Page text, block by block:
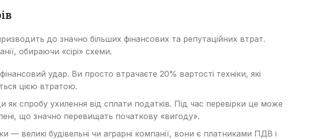
до значно більших фінансових та репутаційних втрат.
обираючи «сірі» схеми.
удар. Ви просто втрачаєте 20% вартості техніки, які
цією втратою.
як спробу ухилення від сплати податків. Під час перевірки це може
що значно перевищать початкову «вигоду».
— великі будівельні чи аграрні компанії, вони є платниками ПДВ і